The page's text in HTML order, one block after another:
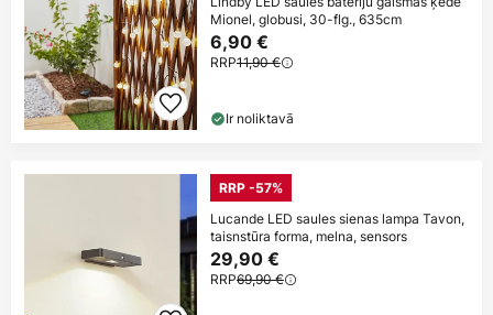
Mionel, globusi, 30-flg., 635cm
6,90 €
RRP11,90 €
Ir noliktavā
RRP -57%
Lucande LED saules sienas lampa Tavon,
taisnstūra forma, melna, sensors
29,90 €
RRP69,90 €